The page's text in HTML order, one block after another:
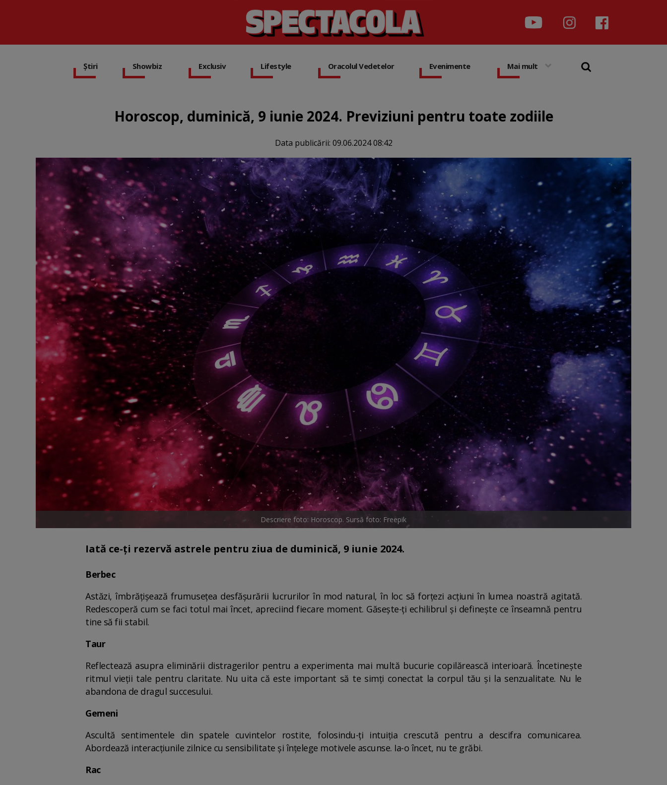
Știri Showbiz Exclusiv Lifestyle Oracolul Vedetelor Evenimente Mai mult
Horoscop, duminică, 9 iunie 2024. Previziuni pentru toate zodiile
Data publicării: 09.06.2024 08:42
Descriere foto: Horoscop. Sursă foto: Freepik
Iată ce-ți rezervă astrele pentru ziua de duminică, 9 iunie 2024.
Berbec
Astăzi, îmbrățișează frumusețea desfășurării lucrurilor în mod natural, în loc să forțezi acțiuni în lumea noastră agitată.
Redescoperă cum se faci totul mai încet, apreciind fiecare moment. Găsește-ți echilibrul și definește ce înseamnă pentru
tine să fii stabil.
Taur
Reflectează asupra eliminării distragerilor pentru a experimenta mai multă bucurie copilărească interioară. Încetinește
ritmul vieții tale pentru claritate. Nu uita că este important să te simți conectat la corpul tău și la senzualitate. Nu le
abandona de dragul succesului.
Gemeni
Ascultă sentimentele din spatele cuvintelor rostite, folosindu-ți intuiția crescută pentru a descifra comunicarea.
Abordează interacțiunile zilnice cu sensibilitate și înțelege motivele ascunse. Ia-o încet, nu te grăbi.
Rac